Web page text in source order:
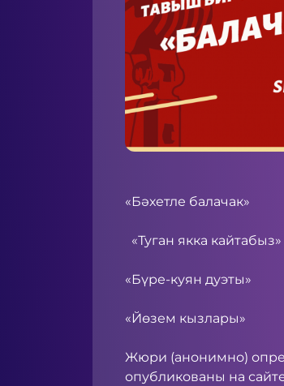
«Бәхетле балачак»
«Туган якка кайтабыз»
«Бүре-куян дуэты»
«Йөзем кызлары»
Жюри (анонимно)
опубликованы на